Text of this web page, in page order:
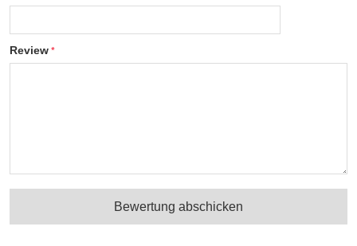
Review
Bewertung abschicken